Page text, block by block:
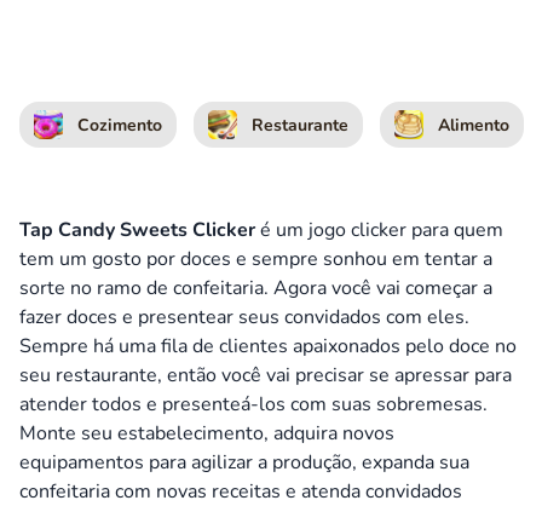
Cozimento Restaurante Alimento
Tap Candy Sweets Clickeré um jogo clicker para quem
tem um gosto por doces e sempre sonhou em tentar a
sorte no ramo de confeitaria. Agora você vai começar a
fazer doces e presentear seus convidados com eles.
Sempre há uma fila de clientes apaixonados pelo doce no
seu restaurante, então você vai precisar se apressar para
atender todos e presenteá-los com suas sobremesas.
Monte seu estabelecimento, adquira novos
equipamentos para agilizar a produção, expanda sua
confeitaria com novas receitas e atenda convidados